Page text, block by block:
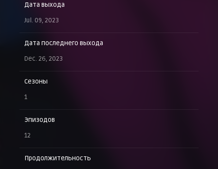
Дата выхода
Jul. 09, 2023
Дата последнего выхода
Dec. 26, 2023
Сезоны
1
Эпизодов
12
Продолжительность